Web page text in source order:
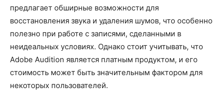
предлагает обширные возможности для
восстановления звука и удаления шумов, что особенно
полезно при работе с записями, сделанными в
неидеальных условиях. Однако стоит учитывать, что
Adobe Audition является платным продуктом, и его
стоимость может быть значительным фактором для
некоторых пользователей.